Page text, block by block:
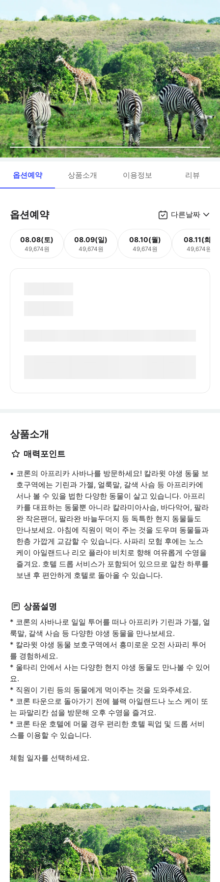
옵션예약 상품소개 이용정보 리뷰
옵션예약 다른날짜
08.08(토)
49,674원
08.09(일)
49,674원
08.10(월)
49,674원
08.11(화)
49,674원
상품소개
매력포인트
코론의 아프리카 사바나를 방문하세요! 칼라윗 야생 동물 보
호구역에는 기린과 가젤, 얼룩말, 갈색 사슴 등 아프리카에
서나 볼 수 있을 법한 다양한 동물이 살고 있습니다. 아프리
카를 대표하는 동물뿐 아니라 칼라미아사슴, 바다악어, 팔라
완 작은팬더, 팔라완 바늘두더지 등 독특한 현지 동물들도
만나보세요. 아침에 직원이 먹이 주는 것을 도우며 동물들과
한층 가깝게 교감할 수 있습니다. 사파리 모험 후에는 노스
케이 아일랜드나 리오 플라야 비치로 향해 여유롭게 수영을
즐겨요. 호텔 드롭 서비스가 포함되어 있으므로 알찬 하루를
보낸 후 편안하게 호텔로 돌아올 수 있습니다.
상품설명
* 코론의 사바나로 일일 투어를 떠나 아프리카 기린과 가젤, 얼
룩말, 갈색 사슴 등 다양한 야생 동물을 만나보세요.
* 칼라윗 야생 동물 보호구역에서 흥미로운 오전 사파리 투어
를 경험하세요.
* 울타리 안에서 사는 다양한 현지 야생 동물도 만나볼 수 있어
요.
* 직원이 기린 등의 동물에게 먹이주는 것을 도와주세요.
* 코론 타운으로 돌아가기 전에 블랙 아일랜드나 노스 케이 또
는 파말리칸 섬을 방문해 오후 수영을 즐겨요.
* 코론 타운 호텔에 머물 경우 편리한 호텔 픽업 및 드롭 서비
스를 이용할 수 있습니다.
체험 일자를 선택하세요.